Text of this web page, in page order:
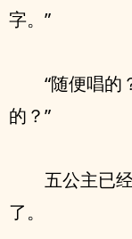
字。”
“随便唱的
的？”
五公主已
了。